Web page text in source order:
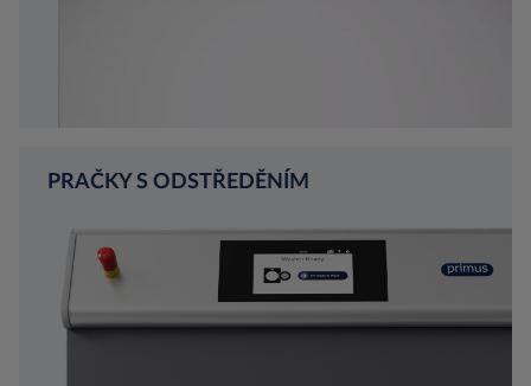
PRAČKY S ODSTŘEDĚNÍM